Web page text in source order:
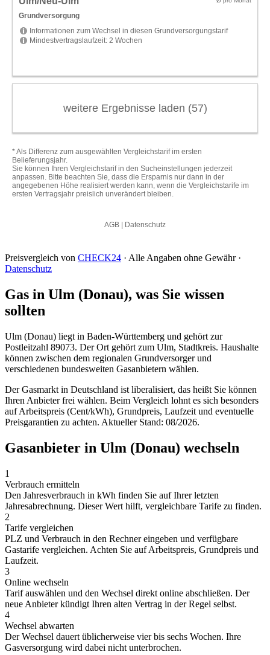
Preisvergleich von CHECK24 · Alle Angaben ohne Gewähr ·
Datenschutz
Gas in Ulm (Donau), was Sie wissen
sollten
Ulm (Donau) liegt in Baden-Württemberg und gehört zur
Postleitzahl 89073. Der Ort gehört zum Ulm, Stadtkreis. Haushalte
können zwischen dem regionalen Grundversorger und
verschiedenen bundesweiten Gasanbietern wählen.
Der Gasmarkt in Deutschland ist liberalisiert, das heißt Sie können
Ihren Anbieter frei wählen. Beim Vergleich lohnt es sich besonders
auf Arbeitspreis (Cent/kWh), Grundpreis, Laufzeit und eventuelle
Preisgarantien zu achten. Aktueller Stand: 08/2026.
Gasanbieter in Ulm (Donau) wechseln
1
Verbrauch ermitteln
Den Jahresverbrauch in kWh finden Sie auf Ihrer letzten
Jahresabrechnung. Dieser Wert hilft, vergleichbare Tarife zu finden.
2
Tarife vergleichen
PLZ und Verbrauch in den Rechner eingeben und verfügbare
Gastarife vergleichen. Achten Sie auf Arbeitspreis, Grundpreis und
Laufzeit.
3
Online wechseln
Tarif auswählen und den Wechsel direkt online abschließen. Der
neue Anbieter kündigt Ihren alten Vertrag in der Regel selbst.
4
Wechsel abwarten
Der Wechsel dauert üblicherweise vier bis sechs Wochen. Ihre
Gasversorgung wird dabei nicht unterbrochen.